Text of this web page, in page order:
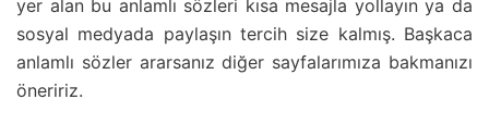
yer alan bu anlamlı sözleri kısa mesajla yollayın ya da
sosyal medyada paylaşın tercih size kalmış. Başkaca
anlamlı sözler ararsanız diğer sayfalarımıza bakmanızı
öneririz.